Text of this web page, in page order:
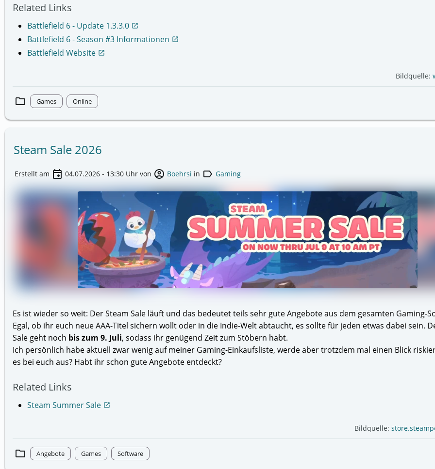
Related Links
Battlefield 6 - Update 1.3.3.0 open_in_new
Battlefield 6 - Season #3 Informationen open_in_new
Battlefield Website open_in_new
Bildquelle:
folder Games Online
Steam Sale 2026
Erstellt am event 04.07.2026 - 13:30 Uhr von account_circle Boehrsi in label Gaming
Es ist wieder so weit: Der Steam Sale läuft und das bedeutet teils sehr gute Angebote aus dem gesamten Gaming-
Egal, ob ihr euch neue AAA-Titel sichern wollt oder in die Indie-Welt abtaucht, es sollte für jeden etwas dabei sein.
Sale geht noch bis zum 9. Juli, sodass ihr genügend Zeit zum Stöbern habt.
Ich persönlich habe aktuell zwar wenig auf meiner Gaming-Einkaufsliste, werde aber trotzdem mal einen Blick
es bei euch aus? Habt ihr schon gute Angebote entdeckt?
Related Links
Steam Summer Sale open_in_new
Bildquelle:
folder Angebote Games Software